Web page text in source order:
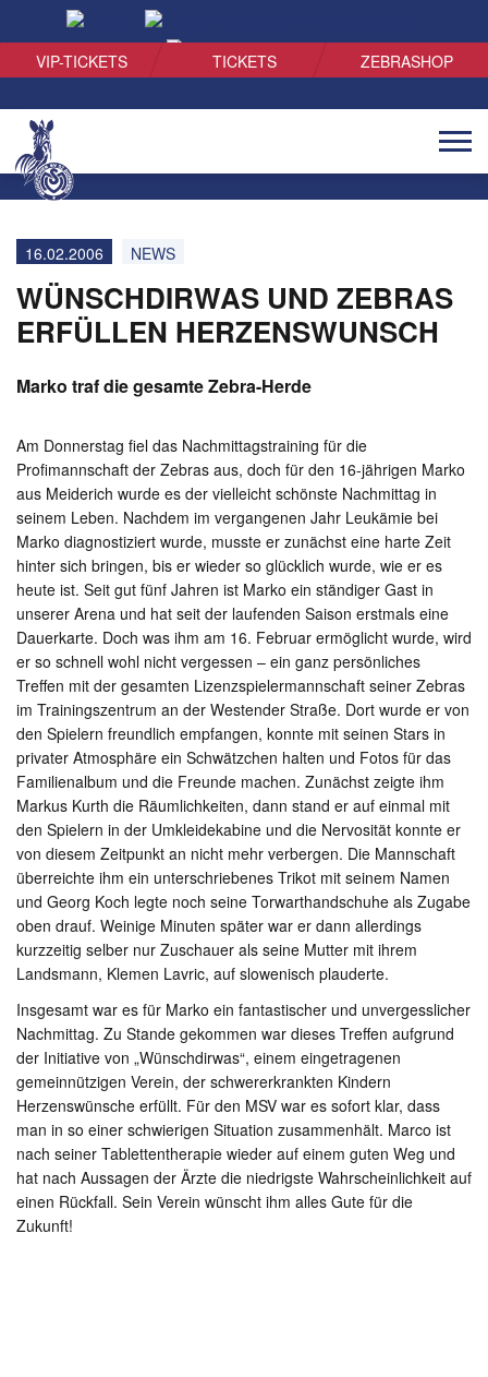
VIP-TICKETS TICKETS ZEBRASHOP
16.02.2006 NEWS
WÜNSCHDIRWAS UND ZEBRAS
ERFÜLLEN HERZENSWUNSCH
Marko traf die gesamte Zebra-Herde
Am Donnerstag fiel das Nachmittagstraining für die
Profimannschaft der Zebras aus, doch für den 16-jährigen Marko
aus Meiderich wurde es der vielleicht schönste Nachmittag in
seinem Leben. Nachdem im vergangenen Jahr Leukämie bei
Marko diagnostiziert wurde, musste er zunächst eine harte Zeit
hinter sich bringen, bis er wieder so glücklich wurde, wie er es
heute ist. Seit gut fünf Jahren ist Marko ein ständiger Gast in
unserer Arena und hat seit der laufenden Saison erstmals eine
Dauerkarte. Doch was ihm am 16. Februar ermöglicht wurde, wird
er so schnell wohl nicht vergessen – ein ganz persönliches
Treffen mit der gesamten Lizenzspielermannschaft seiner Zebras
im Trainingszentrum an der Westender Straße. Dort wurde er von
den Spielern freundlich empfangen, konnte mit seinen Stars in
privater Atmosphäre ein Schwätzchen halten und Fotos für das
Familienalbum und die Freunde machen. Zunächst zeigte ihm
Markus Kurth die Räumlichkeiten, dann stand er auf einmal mit
den Spielern in der Umkleidekabine und die Nervosität konnte er
von diesem Zeitpunkt an nicht mehr verbergen. Die Mannschaft
überreichte ihm ein unterschriebenes Trikot mit seinem Namen
und Georg Koch legte noch seine Torwarthandschuhe als Zugabe
oben drauf. Weinige Minuten später war er dann allerdings
kurzzeitig selber nur Zuschauer als seine Mutter mit ihrem
Landsmann, Klemen Lavric, auf slowenisch plauderte.
Insgesamt war es für Marko ein fantastischer und unvergesslicher
Nachmittag. Zu Stande gekommen war dieses Treffen aufgrund
der Initiative von „Wünschdirwas“, einem eingetragenen
gemeinnützigen Verein, der schwererkrankten Kindern
Herzenswünsche erfüllt. Für den MSV war es sofort klar, dass
man in so einer schwierigen Situation zusammenhält. Marco ist
nach seiner Tablettentherapie wieder auf einem guten Weg und
hat nach Aussagen der Ärzte die niedrigste Wahrscheinlichkeit auf
einen Rückfall. Sein Verein wünscht ihm alles Gute für die
Zukunft!